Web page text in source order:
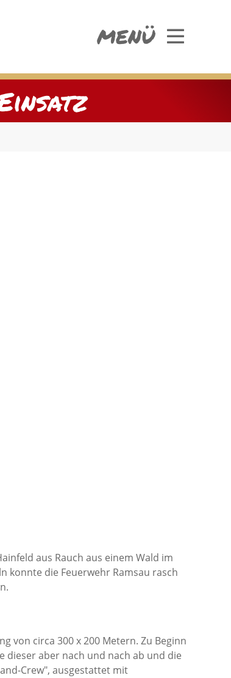
MENÜ
aus Rauch aus einem Wald im
konnte die Feuerwehr Ramsau rasch
von circa 300 x 200 Metern. Zu Beginn
dieser aber nach und nach ab und die
Crew", ausgestattet mit